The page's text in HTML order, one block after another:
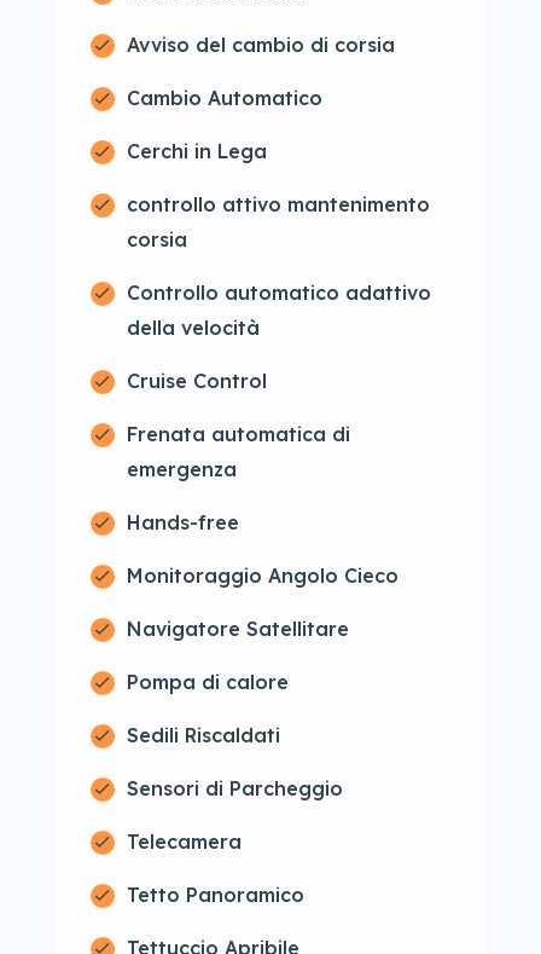
Avviso del cambio di corsia
Cambio Automatico
Cerchi in Lega
controllo attivo mantenimento
corsia
Controllo automatico adattivo
della velocità
Cruise Control
Frenata automatica di
emergenza
Hands-free
Monitoraggio Angolo Cieco
Navigatore Satellitare
Pompa di calore
Sedili Riscaldati
Sensori di Parcheggio
Telecamera
Tetto Panoramico
Tettuccio Apribile